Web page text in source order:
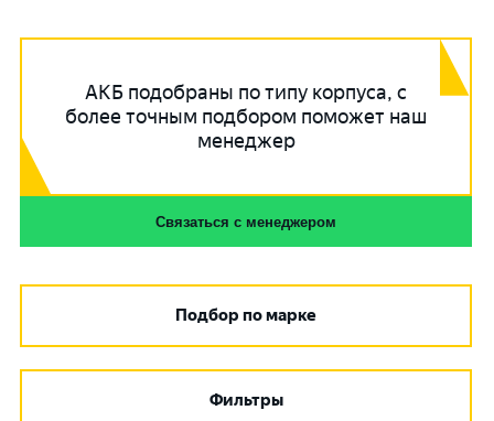
АКБ подобраны по типу корпуса, с
более точным подбором поможет наш
менеджер
Связаться с менеджером
Подбор по марке
Фильтры